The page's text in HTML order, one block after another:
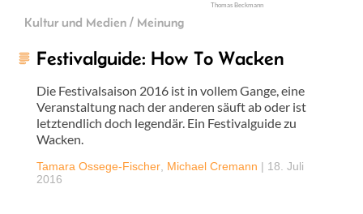
Thomas Beckmann
Kultur und Medien / Meinung
Festivalguide: How To Wacken
Die Festivalsaison 2016 ist in vollem Gange, eine
Veranstaltung nach der anderen säuft ab oder ist
letztendlich doch legendär. Ein Festivalguide zu
Wacken.
Tamara Ossege-Fischer Michael Cremann | 18. Juli
2016